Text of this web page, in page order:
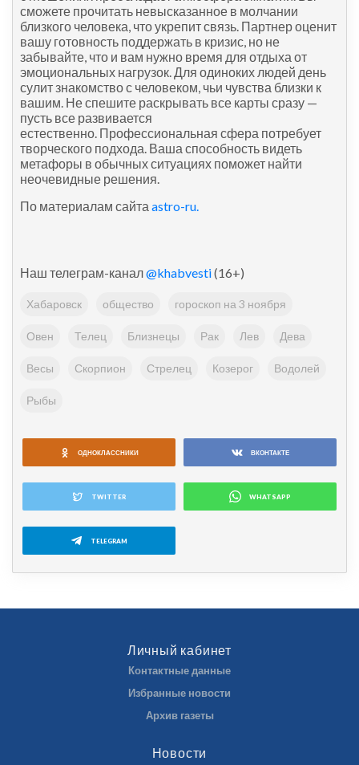
сможете прочитать невысказанное в молчании
близкого человека, что укрепит связь. Партнер оценит
вашу готовность поддержать в кризис, но не
забывайте, что и вам нужно время для отдыха от
эмоциональных нагрузок. Для одиноких людей день
сулит знакомство с человеком, чьи чувства близки к
вашим. Не спешите раскрывать все карты сразу —
пусть все развивается
естественно. Профессиональная сфера потребует
творческого подхода. Ваша способность видеть
метафоры в обычных ситуациях поможет найти
неочевидные решения.
По материалам сайта astro-ru.
Наш телеграм-канал@khabvesti(16+)
Хабаровск общество гороскоп на 3 ноября
Овен Телец Близнецы Рак Лев Дева
Весы Скорпион Стрелец Козерог Водолей
Рыбы
ОДНОКЛАССНИКИ ВКОНТАКТЕ
TWITTER WHATSAPP
TELEGRAM
Личный кабинет
Контактные данные
Избранные новости
Архив газеты
Новости